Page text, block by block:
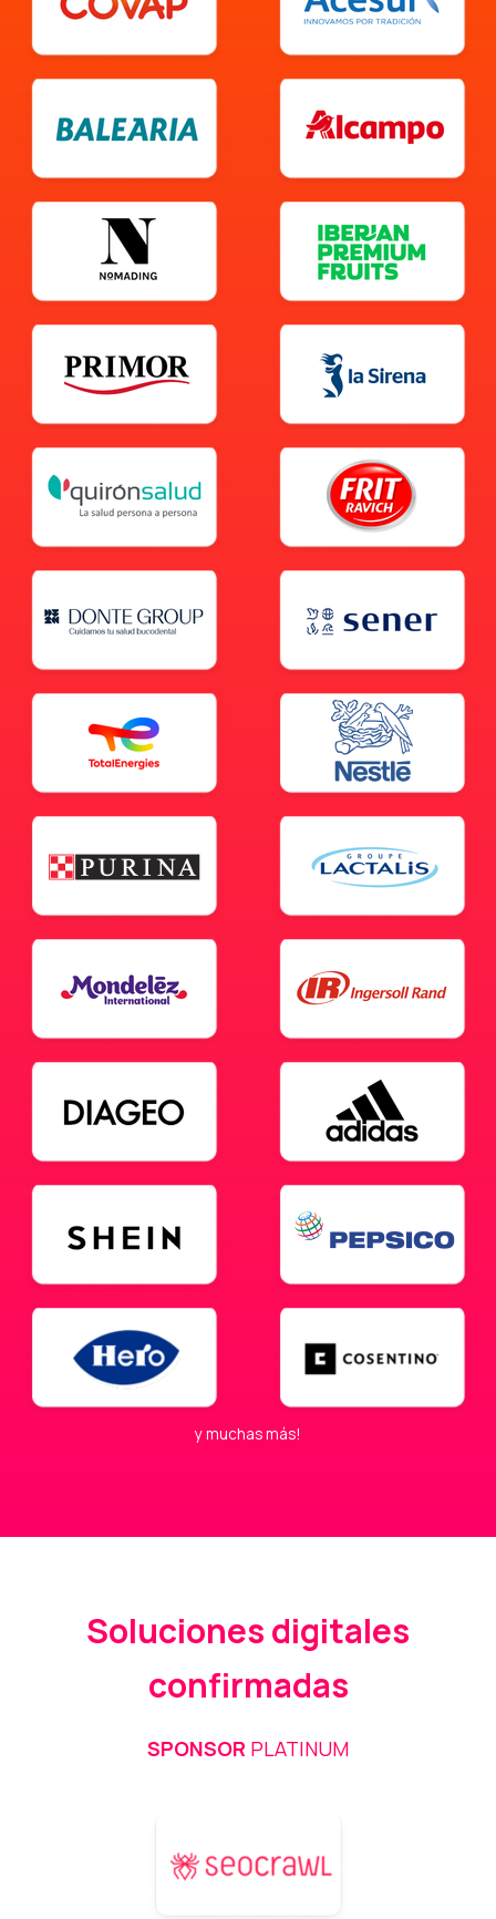
y muchas más!
Soluciones digitales
confirmadas
SPONSOR PLATINUM